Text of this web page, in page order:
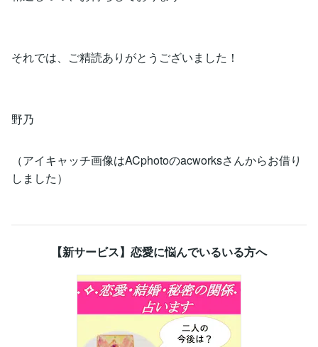
それでは、ご精読ありがとうございました！
野乃
（アイキャッチ画像はACphotoのacworksさんからお借り
しました）
【新サービス】恋愛に悩んでいるいる方へ